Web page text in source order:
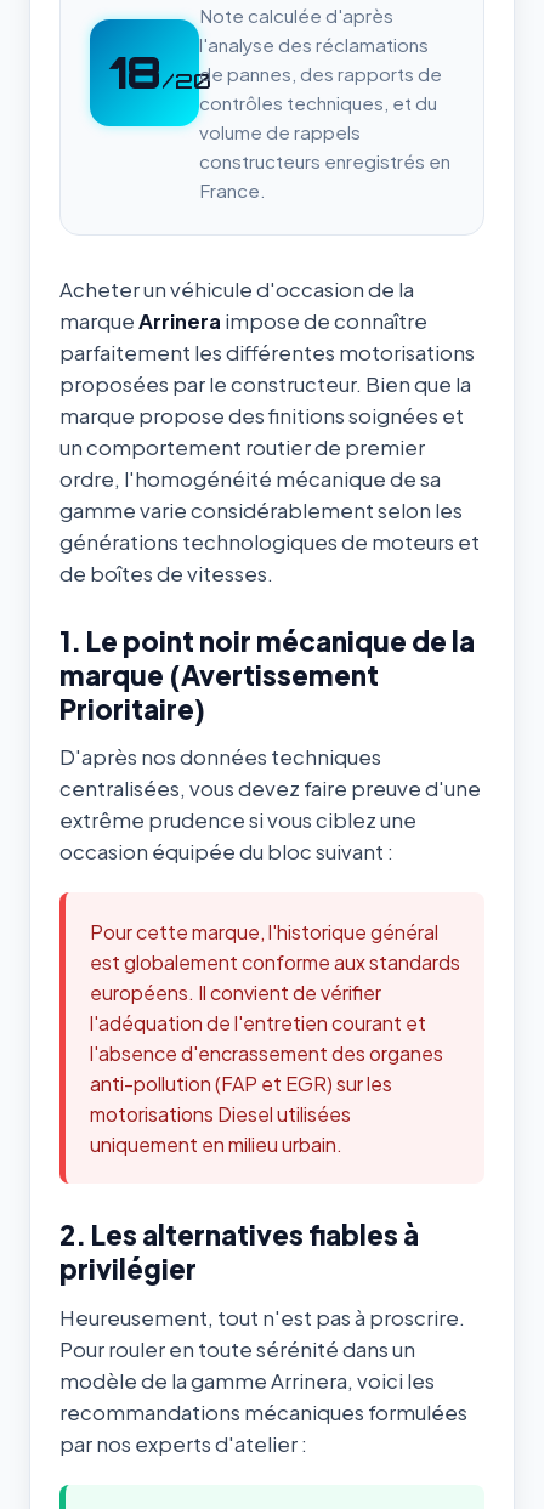
18/20
Note calculée d'après
l'analyse des réclamations
de pannes, des rapports de
contrôles techniques, et du
volume de rappels
constructeurs enregistrés en
France.
Acheter un véhicule d'occasion de la
marqueArrinera impose de connaître
parfaitement les différentes motorisations
proposées par le constructeur. Bien que la
marque propose des finitions soignées et
un comportement routier de premier
ordre, l'homogénéité mécanique de sa
gamme varie considérablement selon les
générations technologiques de moteurs et
de boîtes de vitesses.
1. Le point noir mécanique de la
marque (Avertissement
Prioritaire)
D'après nos données techniques
centralisées, vous devez faire preuve d'une
extrême prudence si vous ciblez une
occasion équipée du bloc suivant :
Pour cette marque, l'historique général
est globalement conforme aux standards
européens. Il convient de vérifier
l'adéquation de l'entretien courant et
l'absence d'encrassement des organes
anti-pollution (FAP et EGR) sur les
motorisations Diesel utilisées
uniquement en milieu urbain.
2. Les alternatives fiables à
privilégier
Heureusement, tout n'est pas à proscrire.
Pour rouler en toute sérénité dans un
modèle de la gamme Arrinera, voici les
recommandations mécaniques formulées
par nos experts d'atelier :